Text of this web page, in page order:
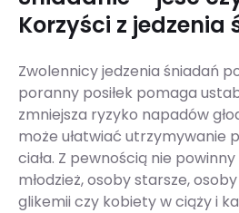
Korzyści z jedzenia
Zwolennicy jedzenia śniadań
poranny posiłek pomaga
zmniejsza ryzyko napadów
może ułatwiać utrzymywanie
ciała. Z pewnością nie
młodzież, osoby starsze,
glikemii czy kobiety w ciąży i